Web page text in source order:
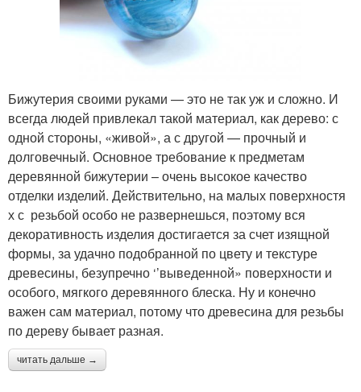
Бижутерия своими руками — это не так уж и сложно. И
всегда людей привлекал такой материал, как дерево: с
одной стороны, «живой», а с другой — прочный и
долговечный. Основное требование к предметам
деревянной бижутерии – очень высокое качество
отделки изделий. Действительно, на малых поверхностя
х с резьбой особо не развернешься, поэтому вся
декоративность изделия достигается за счет изящной
формы, за удачно подобранной по цвету и текстуре
древесины, безупречно ‘’выведенной» поверхности и
особого, мягкого деревянного блеска. Ну и конечно
важен сам материал, потому что древесина для резьбы
по дереву бывает разная.
читать дальше →